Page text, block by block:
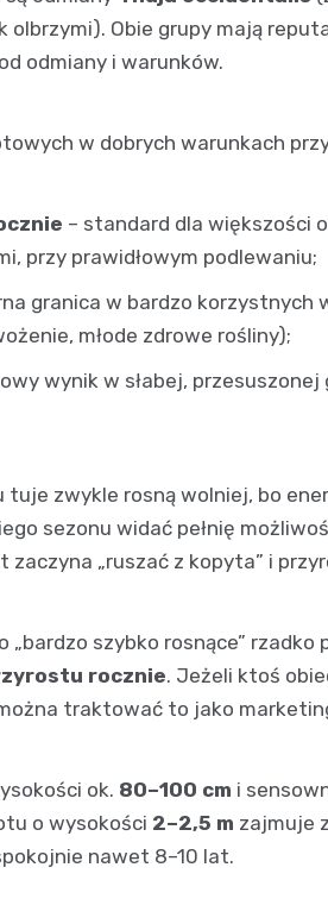
olbrzymi). Obie grupy mają
odmiany i warunków.
w dobrych warunkach
– standard dla większości
przy prawidłowym podlewaniu;
granica w bardzo korzystnych
młode zdrowe rośliny);
wynik w słabej,
tuje zwykle rosną wolniej, bo
sezonu widać pełnię
zaczyna „ruszać z kopyta” i
„bardzo szybko rosnące”
rocznie. Jeżeli ktoś
traktować to jako
ok. 80–100 cm i
o wysokości 2–2,5 m zajmuje
nawet 8–10 lat.